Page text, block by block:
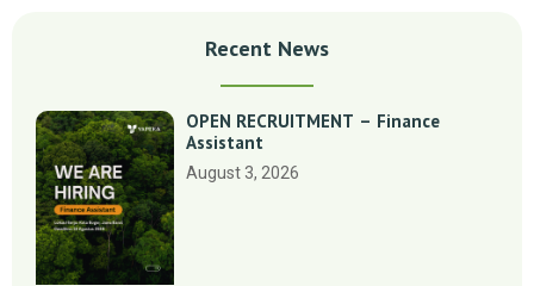
Recent News
OPEN RECRUITMENT – Finance
Assistant
August 3, 2026